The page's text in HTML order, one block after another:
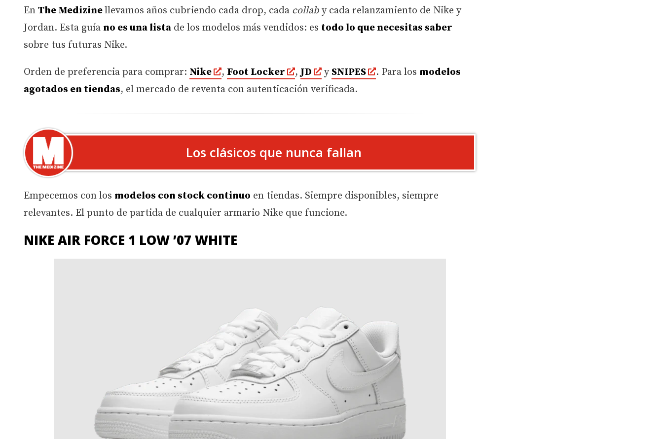
En The Medizinellevamos años cubriendo cada drop, cada collab y cada relanzamiento de Nike y
Jordan. Esta guía no es una lista de los modelos más vendidos: es todo lo que necesitas saber
sobre tus futuras Nike.
Orden de preferencia para comprar: Nike , Foot Locker , JD y SNIPES . Para los modelos
agotados en tiendas, el mercado de reventa con autenticación verificada.
Los clásicos que nunca fallan
Empecemos con los modelos con stock continuo en tiendas. Siempre disponibles, siempre
relevantes. El punto de partida de cualquier armario Nike que funcione.
NIKE AIR FORCE 1 LOW ’07 WHITE